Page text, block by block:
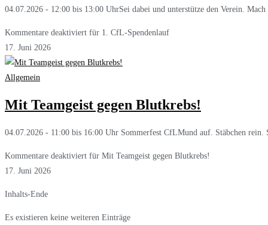
04.07.2026 - 12:00 bis 13:00 UhrSei dabei und unterstütze den Verein.
Kommentare deaktiviert für 1. CfL-Spendenlauf
17. Juni 2026
Allgemein
Mit Teamgeist gegen Blutkrebs!
04.07.2026 - 11:00 bis 16:00 Uhr Sommerfest CfLMund auf. Stäbchen
Kommentare deaktiviert für Mit Teamgeist gegen Blutkrebs!
17. Juni 2026
Inhalts-Ende
Es existieren keine weiteren Einträge